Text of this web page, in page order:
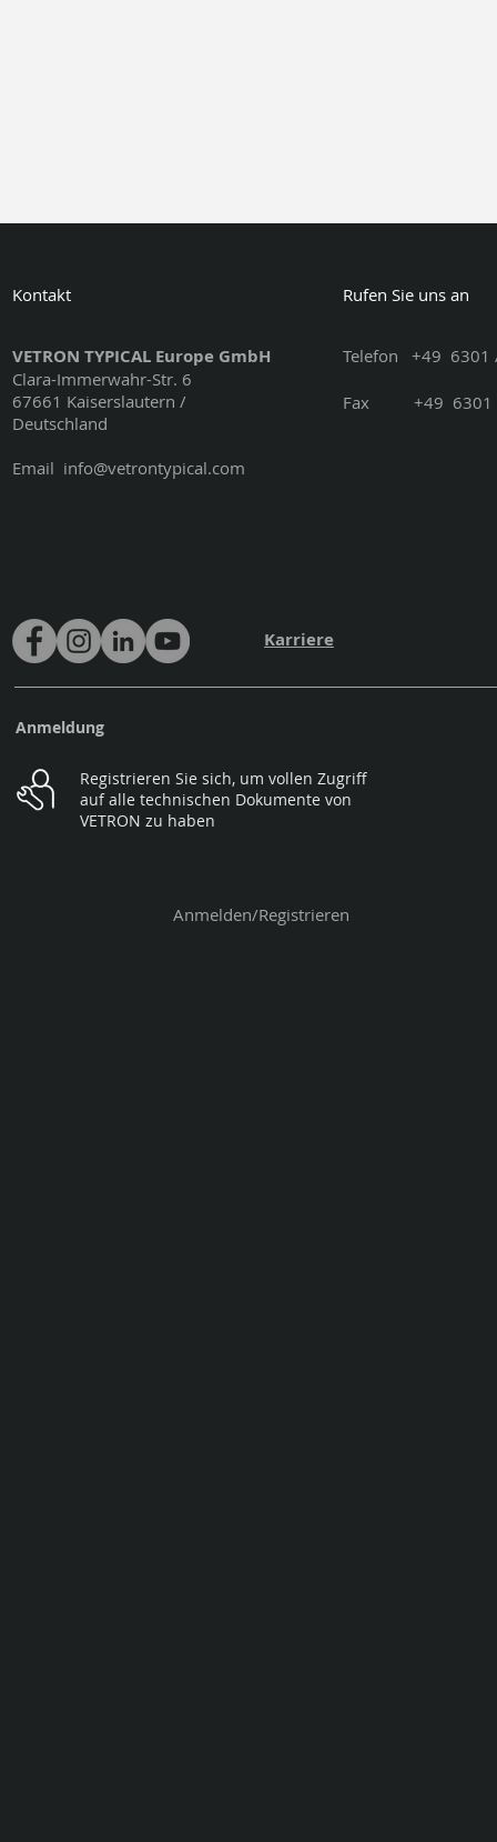
Kontakt
VETRON TYPICAL Europe GmbH
Clara-Immerwahr-Str. 6
67661 Kaiserslautern /
Deutschland
Email info@vetrontypical.com
Rufen Sie uns an
Telefon +49 6301
Fax +49
Karriere
Anmeldung
Registrieren Sie sich, um vollen Zugriff
auf alle technischen Dokumente von
VETRON zu haben
Anmelden/Registrieren